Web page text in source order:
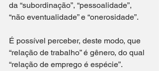
da “subordinação”, “pessoalidade”,
“não eventualidade” e “onerosidade”.
É possível perceber, deste modo, que
“relação de trabalho” é gênero, do qual
“relação de emprego é espécie”.